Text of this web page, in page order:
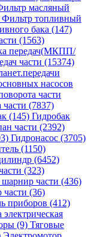
масляный
Фильтр топливный
бака (147)
(1563)
передач(МКПП/
части (15374)
насосов
части
части (7837)
(145) Гидробак
части (2392)
Гидронасос (3705)
(1150)
(6452)
(323)
части (436)
части (36)
приборов (412)
(9) Тяговые